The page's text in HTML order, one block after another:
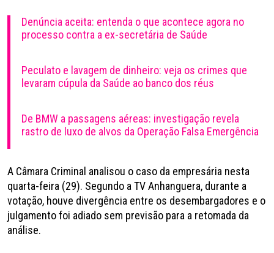
Denúncia aceita: entenda o que acontece agora no
processo contra a ex-secretária de Saúde
Peculato e lavagem de dinheiro: veja os crimes que
levaram cúpula da Saúde ao banco dos réus
De BMW a passagens aéreas: investigação revela
rastro de luxo de alvos da Operação Falsa Emergência
A Câmara Criminal analisou o caso da empresária nesta
quarta-feira (29). Segundo a TV Anhanguera, durante a
votação, houve divergência entre os desembargadores e o
julgamento foi adiado sem previsão para a retomada da
análise.